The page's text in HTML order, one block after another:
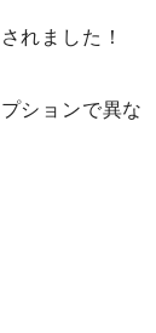
れました！
ションで異な